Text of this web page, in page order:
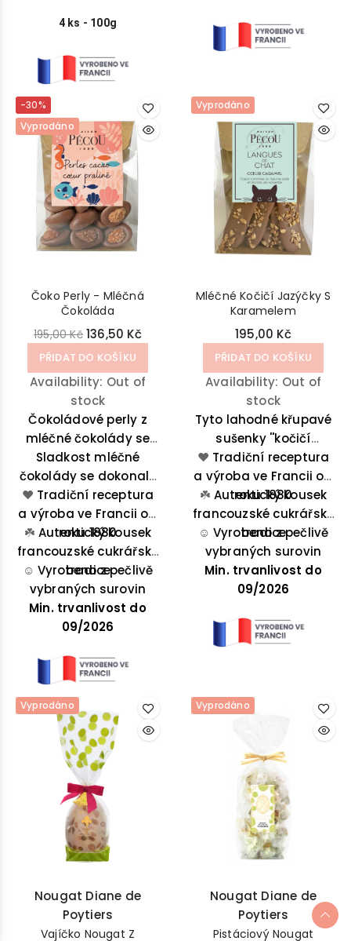
4 ks - 100g
-30%
Vyprodáno
Čoko Perly - Mléčná
Čokoláda
195,00 Kč 136,50 Kč
PŘIDAT DO KOŠÍKU
Availability: Out of
stock
Čokoládové perly z
mléčné čokolády se
středem z praliné a
mandlemi.
Sladkost mléčné
čokolády se dokonale
mísí s lahodnou chutí
pralinky a křupavostí
mandlí.
❤️ Tradiční receptura
a výroba ve Francii od
roku 1880
☘️ Autentický kousek
francouzské cukrářské
tradice
☺️ Vyrobeno z pečlivě
vybraných surovin
Min. trvanlivost do
09/2026
Vyprodáno
Mléčné Kočičí Jazýčky S
Karamelem
195,00 Kč
PŘIDAT DO KOŠÍKU
Availability: Out of
stock
Tyto lahodné křupavé
sušenky ''kočičí
jazýčky'' kombinují
tenkou, sušenkovitou
strukturu, jemně
obalenou mléčnou
čokoládou a
rozplývající se
karamelový střed
sušenky.
❤️ Tradiční receptura
a výroba ve Francii od
roku 1880
☘️ Autentický kousek
francouzské cukrářské
tradice
☺️ Vyrobeno z pečlivě
vybraných surovin
Min. trvanlivost do
09/2026
Vyprodáno
Nougat Diane de
Poytiers
Vajíčko Nougat Z
Vyprodáno
Nougat Diane de
Poytiers
Pistáciový Nougat